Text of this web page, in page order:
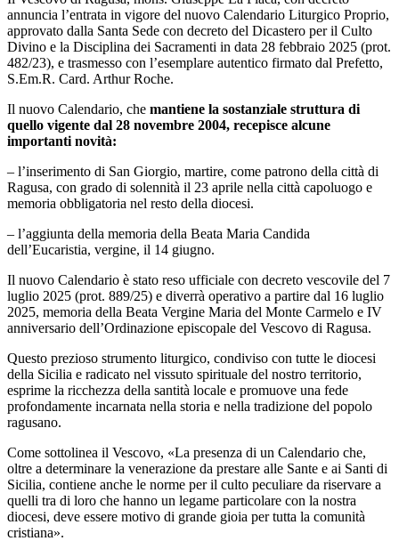
annuncia l’entrata in vigore del nuovo Calendario Liturgico Proprio,
approvato dalla Santa Sede con decreto del Dicastero per il Culto
Divino e la Disciplina dei Sacramenti in data 28 febbraio 2025 (prot.
482/23), e trasmesso con l’esemplare autentico firmato dal Prefetto,
S.Em.R. Card. Arthur Roche.
Il nuovo Calendario, che mantiene la sostanziale struttura di
quello vigente dal 28 novembre 2004, recepisce alcune
importanti novità:
– l’inserimento di San Giorgio, martire, come patrono della città di
Ragusa, con grado di solennità il 23 aprile nella città capoluogo e
memoria obbligatoria nel resto della diocesi.
– l’aggiunta della memoria della Beata Maria Candida
dell’Eucaristia, vergine, il 14 giugno.
Il nuovo Calendario è stato reso ufficiale con decreto vescovile del 7
luglio 2025 (prot. 889/25) e diverrà operativo a partire dal 16 luglio
2025, memoria della Beata Vergine Maria del Monte Carmelo e IV
anniversario dell’Ordinazione episcopale del Vescovo di Ragusa.
Questo prezioso strumento liturgico, condiviso con tutte le diocesi
della Sicilia e radicato nel vissuto spirituale del nostro territorio,
esprime la ricchezza della santità locale e promuove una fede
profondamente incarnata nella storia e nella tradizione del popolo
ragusano.
Come sottolinea il Vescovo, «La presenza di un Calendario che,
oltre a determinare la venerazione da prestare alle Sante e ai Santi di
Sicilia, contiene anche le norme per il culto peculiare da riservare a
quelli tra di loro che hanno un legame particolare con la nostra
diocesi, deve essere motivo di grande gioia per tutta la comunità
cristiana».